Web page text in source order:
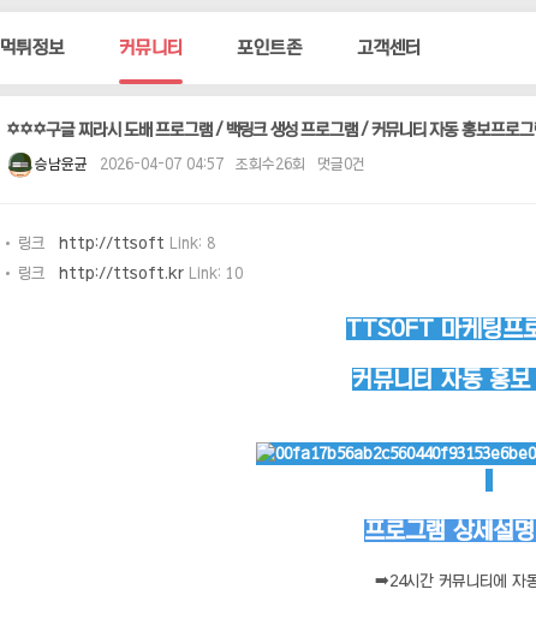
먹튀정보 커뮤니티 포인트존 고객센터
✡️✡️✡️구글 찌라시 도배 프로그램 / 백링크 생성 프로그램 / 커뮤니티 자동 홍보프로
승남윤균 2026-04-07 04:57 조회수26회 댓글0건
링크 http://ttsoft Link: 8
링크 http://ttsoft.kr Link: 10
TTSOFT 마케팅프
커뮤니티 자동 홍보
프로그램 상세설
➡️24시간 커뮤니티에 자